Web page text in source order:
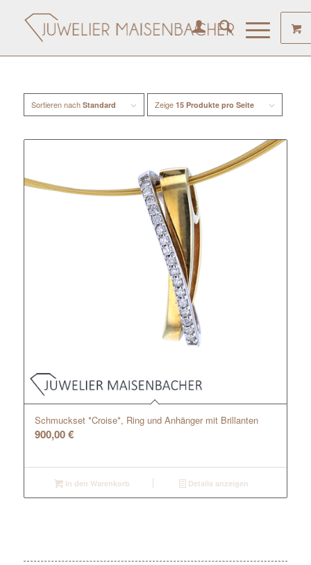
Sortieren nach Standard Zeige 15 Produkte pro Seite
Schmuckset *Croise*, Ring und Anhänger mit Brillanten
900,00€
In den Warenkorb Details anzeigen